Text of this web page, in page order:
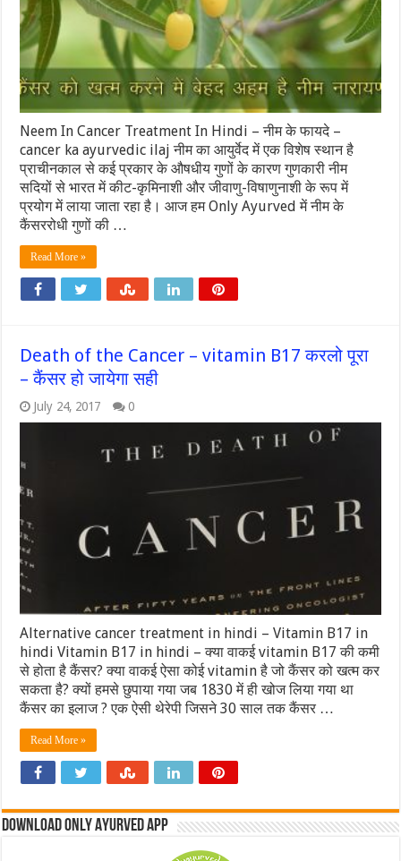
Neem In Cancer Treatment In Hindi – नीम के फायदे –
cancer ka ayurvedic ilaj नीम का आयुर्वेद में एक विशेष स्थान है
प्राचीनकाल से कई प्रकार के औषधीय गुणों के कारण गुणकारी नीम
सदियों से भारत में कीट-कृमिनाशी और जीवाणु-विषाणुनाशी के रूप में
प्रयोग में लाया जाता रहा है। आज हम Only Ayurved में नीम के
कैंसररोधी गुणों की …
Read More »
Death of the Cancer – vitamin B17 करलो पूरा
– कैंसर हो जायेगा सही
July 24, 2017 0
Alternative cancer treatment in hindi – Vitamin B17 in
hindi Vitamin B17 in hindi – क्या वाकई vitamin B17 की कमी
से होता है कैंसर? क्या वाकई ऐसा कोई vitamin है जो कैंसर को खत्म कर
सकता है? क्यों हमसे छुपाया गया जब 1830 में ही खोज लिया गया था
कैंसर का इलाज ? एक ऐसी थेरेपी जिसने 30 साल तक कैंसर …
Read More »
Download Only Ayurved App